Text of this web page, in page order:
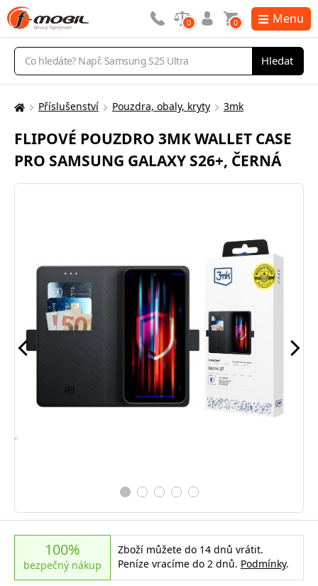
Vyhledávání
Hledat
0 0 Menu
Zde
nacházíte:
Příslušenství Pouzdra, obaly, kryty 3mk
FLIPOVÉ POUZDRO 3MK WALLET CASE
PRO SAMSUNG GALAXY S26+, ČERNÁ
100%
bezpečný nákup
Zboží můžete do 14 dnů vrátit.
Peníze vracíme do 2 dnů. Podmínky.